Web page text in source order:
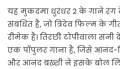
यह मुकदमा धुरंधर 2 के गाने रंग
संबंधित है, जो त्रिदेव फिल्म के
रीमेक है। तिरछी टोपीवाला
एक पॉपुलर गाना है, जिसे आनंद-
और आनंद बख्शी ने इसके बोल